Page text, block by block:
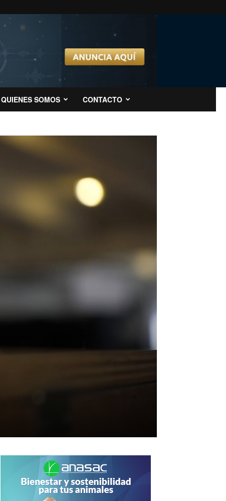
QUIENES SOMOS CONTACTO